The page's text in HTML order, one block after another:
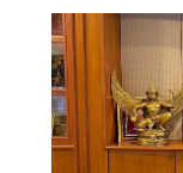
ที่โดดเด่นด้วยศัก
ต่าง พร้อมแล้วที่จ